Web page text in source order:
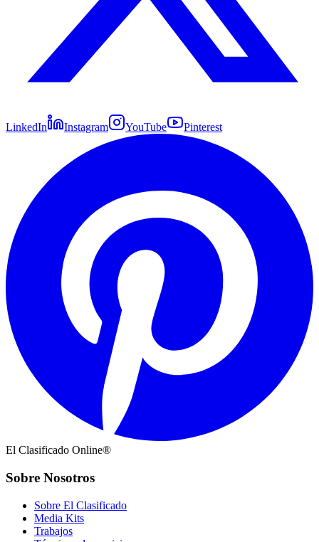
LinkedIn Instagram YouTube Pinterest
El Clasificado Online®
Sobre Nosotros
Sobre El Clasificado
Media Kits
Trabajos